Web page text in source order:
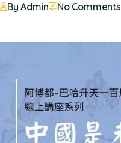
By Admin No Comments